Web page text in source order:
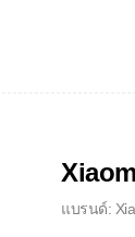
แบรนด์: